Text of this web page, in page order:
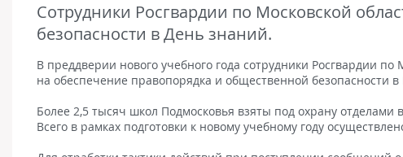
Сотрудники Росгвардии по Московской
безопасности в День знаний.
В преддверии нового учебного года сотрудники Росгвардии
на обеспечение правопорядка и общественной безопасности в
Более 2,5 тысяч школ Подмосковья взяты под охрану
Всего в рамках подготовки к новому учебному году